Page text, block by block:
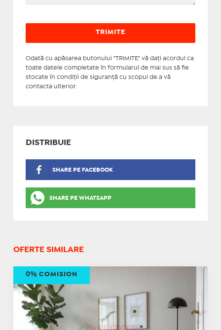
Odată cu apăsarea butonului "TRIMITE" vă daţi acordul ca
toate datele completate în formularul de mai sus să fie
stocate în condiţii de siguranţă cu scopul de a vă
contacta ulterior.
DISTRIBUIE
SHARE PE FACEBOOK
SHARE PE WHATSAPP
OFERTE SIMILARE
0% COMISION